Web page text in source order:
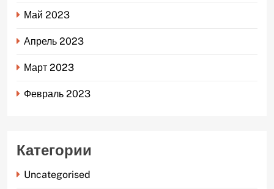
Май 2023
Апрель 2023
Март 2023
Февраль 2023
Категории
Uncategorised